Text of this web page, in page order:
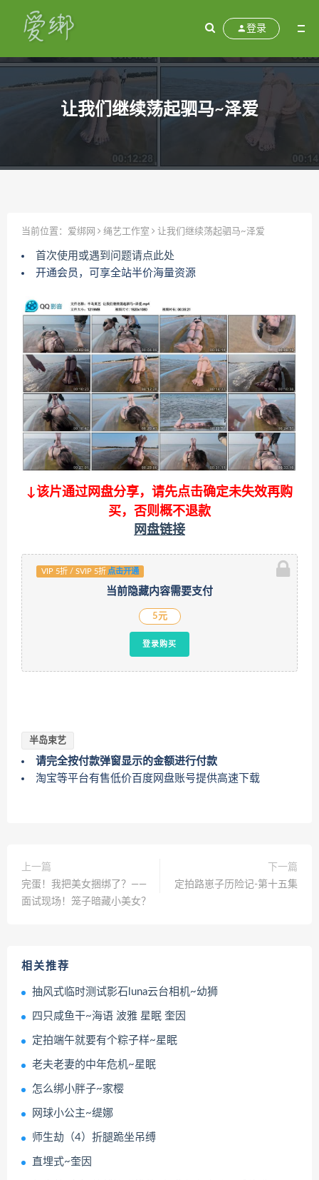
登录
让我们继续荡起驷马~泽爱
当前位置： 爱绑网 绳艺工作室 让我们继续荡起驷马~泽爱
首次使用或遇到问题请点此处
开通会员，可享全站半价海量资源
↓该片通过网盘分享，请先点击确定未失效再购
买，否则概不退款
网盘链接
VIP 5折 / SVIP 5折 点击开通
当前隐藏内容需要支付
5元
登录购买
半岛束艺
请完全按付款弹窗显示的金额进行付款
淘宝等平台有售低价百度网盘账号提供高速下载
上一篇
完蛋！我把美女捆绑了？——
面试现场！笼子暗藏小美女？
下一篇
定拍路崽子历险记-第十五集
相关推荐
抽风式临时测试影石luna云台相机~幼狮
四只咸鱼干~海语 波雅 星眠 奎因
定拍端午就要有个粽子样~星眠
老夫老妻的中年危机~星眠
怎么绑小胖子~家樱
网球小公主~缇娜
师生劫（4）折腿跪坐吊缚
直埋式~奎因